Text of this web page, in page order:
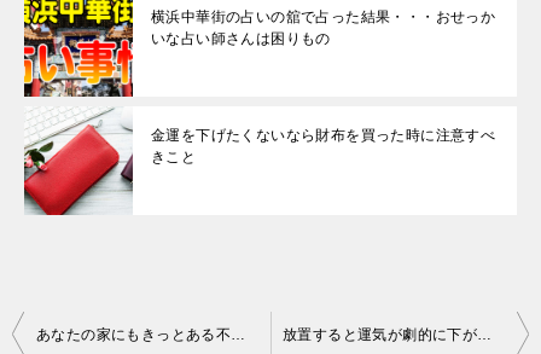
横浜中華街の占いの舘で占った結果・・・おせっか
いな占い師さんは困りもの
金運を下げたくないなら財布を買った時に注意すべ
きこと
あなたの家にもきっとある不幸を招くクリスマスの飾り付け 放置すると運気が劇的に下がる場所が家の中に4箇所あります